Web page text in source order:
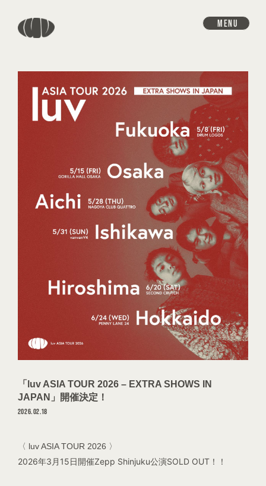
HOME
INFORMATION
SCHEDULE
DISCOGRAPHY
CONTACT
MENU
「luv ASIA TOUR 2026 – EXTRA SHOWS IN
JAPAN」開催決定！
2026.02.18
〈 luv ASIA TOUR 2026 〉
2026年3月15日開催Zepp Shinjuku公演SOLD OUT！！